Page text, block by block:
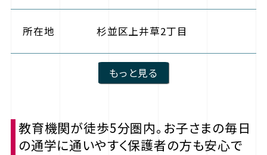
所在地 杉並区上井草2丁目
もっと見る
教育機関が徒歩5分圏内。お子さまの毎日
の通学に通いやすく保護者の方も安心で